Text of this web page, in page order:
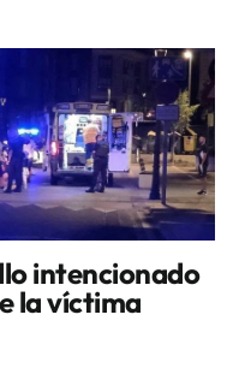
intencionado
la víctima